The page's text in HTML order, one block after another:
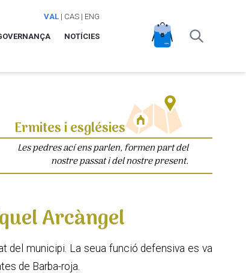
VAL| CAS| ENG
NOTÍCIES
Ermites i esglésies
Les pedres ací ens parlen, formen part del
nostre passat i del nostre present.
Arcàngel
del municipi. La seua funció defensiva es va
de Barba-roja.